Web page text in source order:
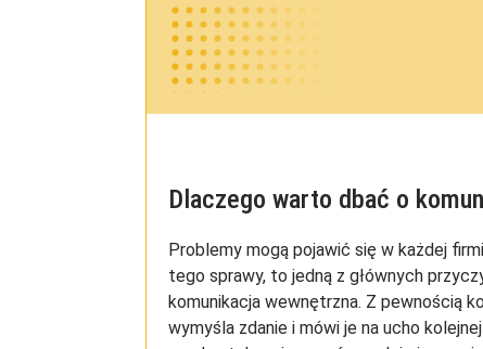
Dlaczego warto dbać o
Problemy mogą pojawić się w każdej
tego sprawy, to jedną z głównych
komunikacja wewnętrzna. Z pewnością
wymyśla zdanie i mówi je na ucho